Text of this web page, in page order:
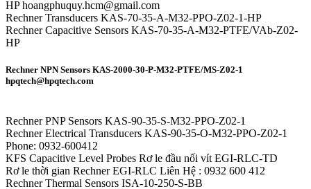
HP hoangphuquy.hcm@gmail.com
Rechner Transducers KAS-70-35-A-M32-PPO-Z02-1-HP
Rechner Capacitive Sensors KAS-70-35-A-M32-PTFE/VAb-Z02-
HP
Rechner NPN Sensors KAS-2000-30-P-M32-PTFE/MS-Z02-1
hpqtech@hpqtech.com
Rechner PNP Sensors KAS-90-35-S-M32-PPO-Z02-1
Rechner Electrical Transducers KAS-90-35-O-M32-PPO-Z02-1
Phone: 0932-600412
KFS Capacitive Level Probes Rơ le đầu nối vít EGI-RLC-TD
Rơ le thời gian Rechner EGI-RLC Liên Hệ : 0932 600 412
Rechner Thermal Sensors ISA-10-250-S-BB